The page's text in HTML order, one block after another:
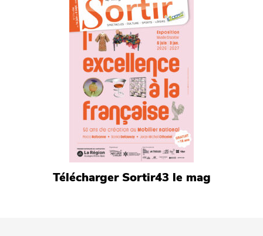
Télécharger Sortir43 le mag